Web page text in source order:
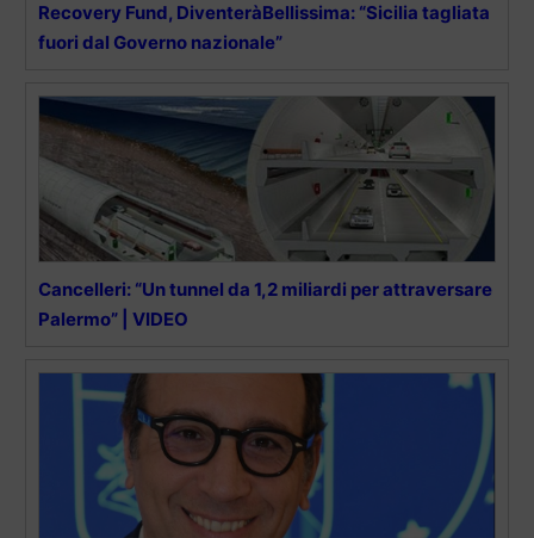
Recovery Fund, DiventeràBellissima: “Sicilia tagliata
fuori dal Governo nazionale”
Cancelleri: “Un tunnel da 1,2 miliardi per attraversare
Palermo” | VIDEO